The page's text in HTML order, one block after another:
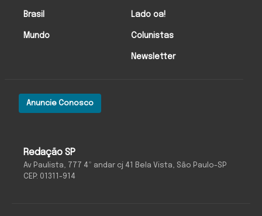
Redação SP
Av Paulista, 777 4º andar cj 41 Bela Vista, São Paulo-SP
CEP: 01311-914
Anuncie Conosco
Brasil
Mundo
Lado oa!
Colunistas
Newsletter